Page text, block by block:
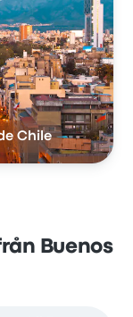
Chile
Buenos